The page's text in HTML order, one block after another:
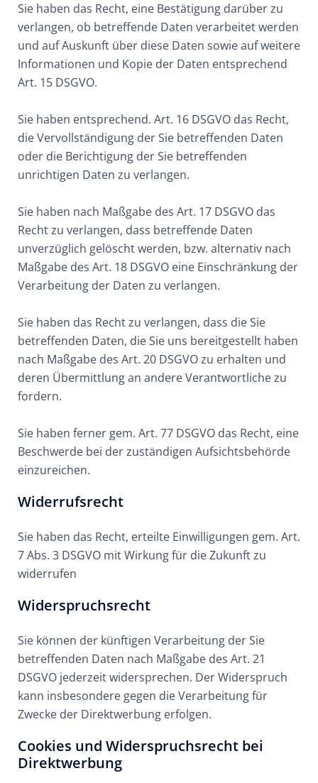
Sie haben das Recht, eine Bestätigung darüber zu
verlangen, ob betreffende Daten verarbeitet werden
und auf Auskunft über diese Daten sowie auf weitere
Informationen und Kopie der Daten entsprechend
Art. 15 DSGVO.
Sie haben entsprechend. Art. 16 DSGVO das Recht,
die Vervollständigung der Sie betreffenden Daten
oder die Berichtigung der Sie betreffenden
unrichtigen Daten zu verlangen.
Sie haben nach Maßgabe des Art. 17 DSGVO das
Recht zu verlangen, dass betreffende Daten
unverzüglich gelöscht werden, bzw. alternativ nach
Maßgabe des Art. 18 DSGVO eine Einschränkung der
Verarbeitung der Daten zu verlangen.
Sie haben das Recht zu verlangen, dass die Sie
betreffenden Daten, die Sie uns bereitgestellt haben
nach Maßgabe des Art. 20 DSGVO zu erhalten und
deren Übermittlung an andere Verantwortliche zu
fordern.
Sie haben ferner gem. Art. 77 DSGVO das Recht, eine
Beschwerde bei der zuständigen Aufsichtsbehörde
einzureichen.
Widerrufsrecht
Sie haben das Recht, erteilte Einwilligungen gem. Art.
7 Abs. 3 DSGVO mit Wirkung für die Zukunft zu
widerrufen
Widerspruchsrecht
Sie können der künftigen Verarbeitung der Sie
betreffenden Daten nach Maßgabe des Art. 21
DSGVO jederzeit widersprechen. Der Widerspruch
kann insbesondere gegen die Verarbeitung für
Zwecke der Direktwerbung erfolgen.
Cookies und Widerspruchsrecht bei
Direktwerbung